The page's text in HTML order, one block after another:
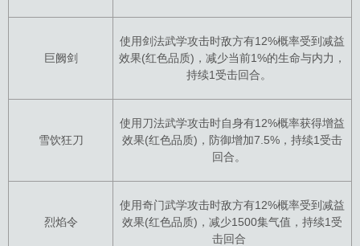
巨阙剑
使用剑法武学攻击时敌方有12%概率受到减益
效果(红色品质)，减少当前1%的生命与内力，
持续1受击回合。
雪饮狂刀
使用刀法武学攻击时自身有12%概率获得增益
效果(红色品质)，防御增加7.5%，持续1受击
回合。
烈焰令
使用奇门武学攻击时敌方有12%概率受到减益
效果(红色品质)，减少1500集气值，持续1受
击回合